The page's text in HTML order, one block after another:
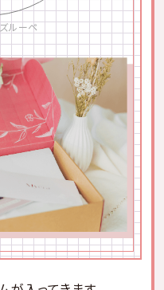
ンがある一定の数値
表示します。このある
異なり、感度が高いメ
ています。なので、妊
開始予定日から1週間
をする場合
いので、その場合も適
ようにしましょう。
ルーペ